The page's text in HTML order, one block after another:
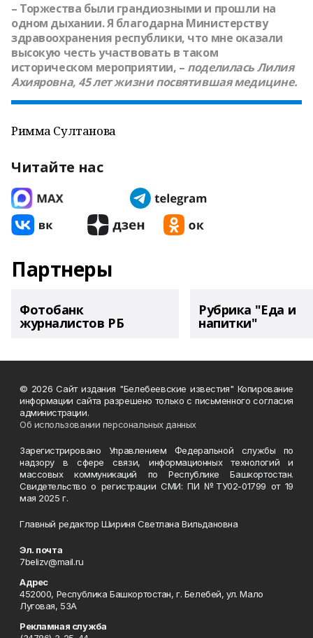
– Торжества были грандиозными и прошли на
одном дыхании. Я благодарна Министерству
здравоохранения республики, что мне оказали
высокую честь участвовать в таком
историческом мероприятии, – поделиласьЛилия
Ахияровна, 45 лет жизни посвятившая медицине.
Римма Султанова
Читайте нас
Партнеры
Фотобанк
журналистов РБ
Рубрика "Еда и
напитки"
© 2026 Сайт издания "Белебеевские известия" Копирование
информации сайта разрешено только с письменного согласия
администрации.
Об использовании персональных данных
Зарегистрировано Управлением Федеральной службы по
надзору в сфере связи, информационных технологий и
массовых коммуникаций по Республике Башкортостан.
Свидетельство о регистрации СМИ: ПИ №ТУ02-01799 от 19
мая 2025 г.
Главный редактор Шириня Светлана Вильдановна
Эл. почта
7belizv@mail.ru
Адрес
452000, Республика Башкортостан, г. Белебей, ул. Мало
Луговая, 53А
Рекламная служба